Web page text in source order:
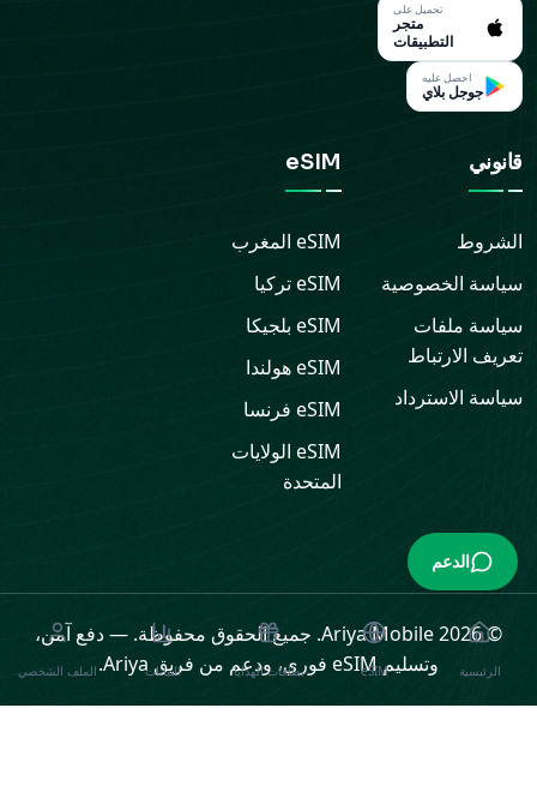
تحميل على
متجر
التطبيقات
احصل عليه
جوجل بلاي
قانوني
الشروط
سياسة الخصوصية
سياسة ملفات
تعريف الارتباط
سياسة الاسترداد
eSIM
eSIM المغرب
eSIMتركيا
eSIM بلجيكا
eSIMهولندا
eSIM فرنسا
eSIM الولايات
المتحدة
© 2026 Ariya Mobile. جميع الحقوق محفوظة. —دفع آمن،
وتسليم eSIM فوري، ودعم من فريق Ariya.
الرئيسية eSIM بطاقات الهدايا البيانات الملف الشخصي
الدعم